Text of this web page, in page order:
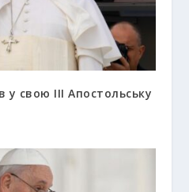
свою ІІІ Апостольську